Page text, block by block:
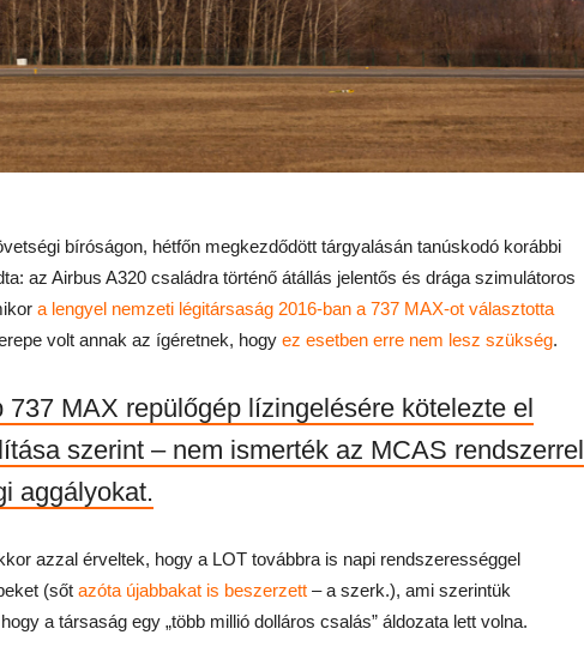
bíróságon, hétfőn megkezdődött tárgyalásán tanúskodó korábbi
az Airbus A320 családra történő átállás jelentős és drága szimulátoros
a lengyel nemzeti légitársaság 2016-ban a 737 MAX-ot választotta
volt annak az ígéretnek, hogy ez esetben erre nem lesz szükség.
737 MAX repülőgép lízingelésére kötelezte el
szerint – nem ismerték az MCAS rendszerrel
aggályokat.
azzal érveltek, hogy a LOT továbbra is napi rendszerességgel
(sőt azóta újabbakat is beszerzett – a szerk.), ami szerintük
a társaság egy „több millió dolláros csalás” áldozata lett volna.